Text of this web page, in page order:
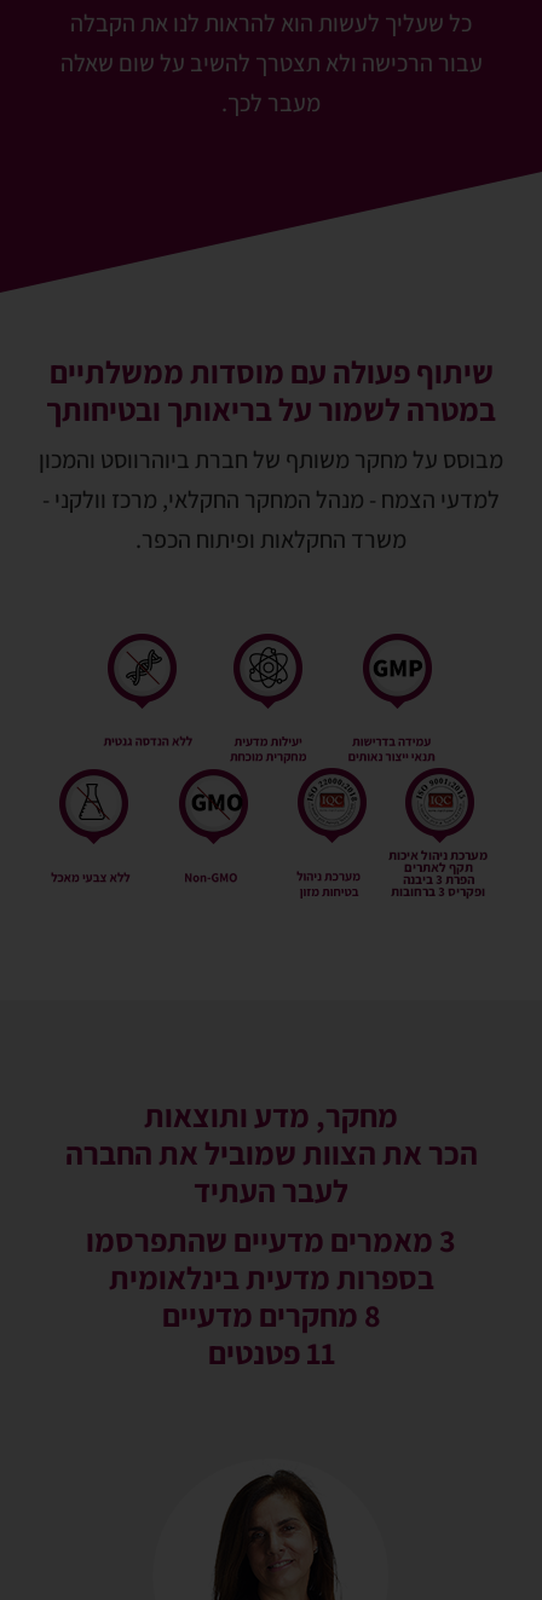
כל שעליך לעשות הוא להראות לנו את הקבלה
עבור הרכישה ולא תצטרך להשיב על שום שאלה
מעבר לכך.
שיתוף פעולה עם מוסדות ממשלתיים
במטרה לשמור על בריאותך ובטיחותך
מבוסס על מחקר משותף של חברת ביוהרווסט והמכון
למדעי הצמח - מנהל המחקר החקלאי, מרכז וולקני -
משרד החקלאות ופיתוח הכפר.
מחקר, מדע ותוצאות
הכר את הצוות שמוביל את החברה
לעבר העתיד
3 מאמרים מדעיים שהתפרסמו
בספרות מדעית בינלאומית
8 מחקרים מדעיים
11 פטנטים